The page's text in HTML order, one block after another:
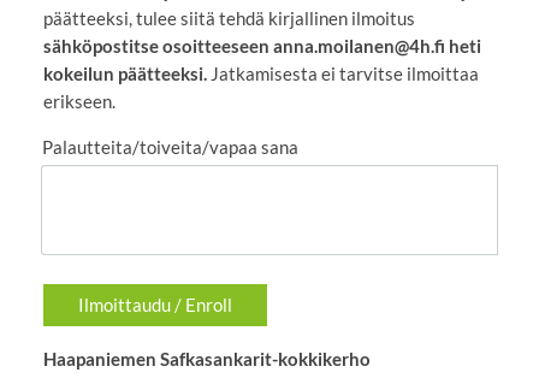
päätteeksi, tulee siitä tehdä kirjallinen ilmoitus
sähköpostitse osoitteeseen anna.moilanen@4h.fi heti
kokeilun päätteeksi.Jatkamisesta ei tarvitse ilmoittaa
erikseen.
Palautteita/toiveita/vapaa sana
Ilmoittaudu / Enroll
Haapaniemen Safkasankarit-kokkikerho